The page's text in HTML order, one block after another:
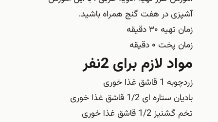
آشپزی در هفت گنج همراه باشید.
زمان تهیه ۳۰ دقیقه
زمان پخت ۰ دقیقه
مواد لازم برای 2نفر
زردچوبه 1 قاشق غذا خوری
بادیان ستاره ای 1/2 قاشق غذا خوری
تخم گشنیز 1/2 قاشق غذا خوری